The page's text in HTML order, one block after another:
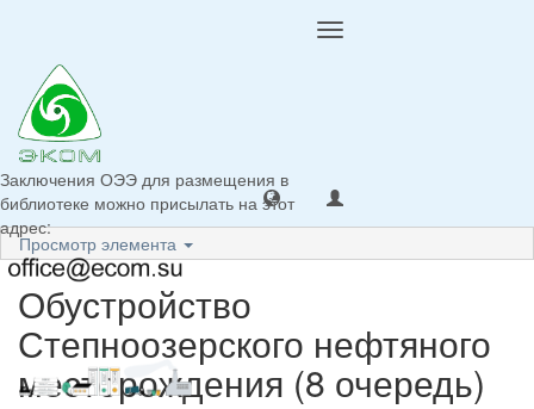
Toggle
Заключения ОЭЭ для размещения в
библиотеке можно присылать на этот
адрес:
Просмотр элемента
Обустройство
Степноозерского нефтяного
месторождения (8 очередь)